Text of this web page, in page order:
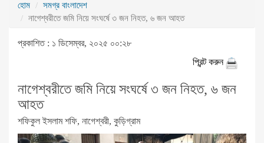
হোম
সমগ্র বাংলাদেশ
নাগেশ্বরীতে জমি নিয়ে সংঘর্ষে ৩ জন নিহত, ৬ জন আহত
প্রকাশিত : ১ ডিসেম্বর, ২০২৫ ০০:২৮
প্রিন্ট করুন
নাগেশ্বরীতে জমি নিয়ে সংঘর্ষে ৩ জন নিহত, ৬ জন
আহত
শফিকুল ইসলাম শফি, নাগেশ্বরী, কুড়িগ্রাম